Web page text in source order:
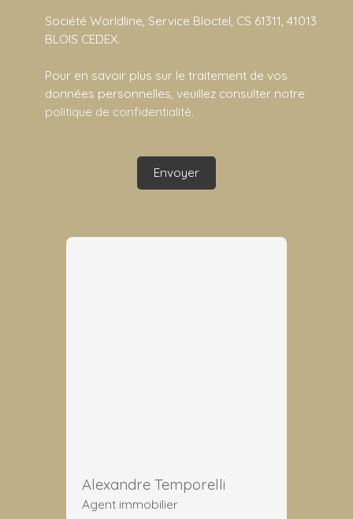
Société Worldline, Service Bloctel, CS 61311, 41013
BLOIS CEDEX.
Pour en savoir plus sur le traitement de vos
données personnelles, veuillez consulter notre
politique de confidentialité.
Envoyer
Alexandre Temporelli
Agent immobilier